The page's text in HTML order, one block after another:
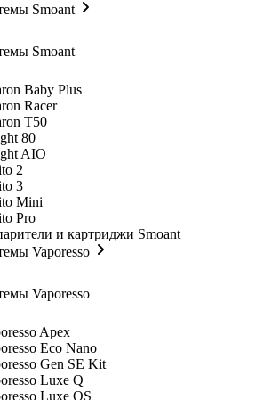
Smoant
Smoant
Baby Plus
Racer
T50
80
AIO
2
3
Mini
Pro
и картриджи Smoant
Vaporesso
Vaporesso
Apex
Eco Nano
Gen SE Kit
Luxe Q
Luxe QS